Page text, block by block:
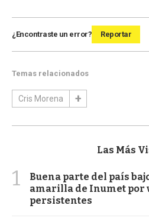
¿Encontraste un error? Reportar
Temas relacionados
Cris Morena
Las Más
1
Buena parte del país
amarilla de Inumet por
persistentes